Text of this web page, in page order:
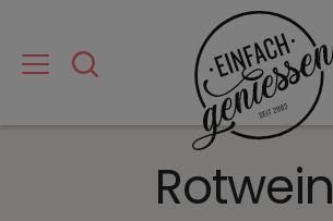
Rotwein